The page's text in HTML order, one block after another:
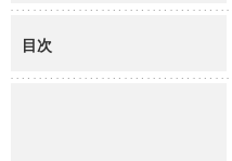
目次